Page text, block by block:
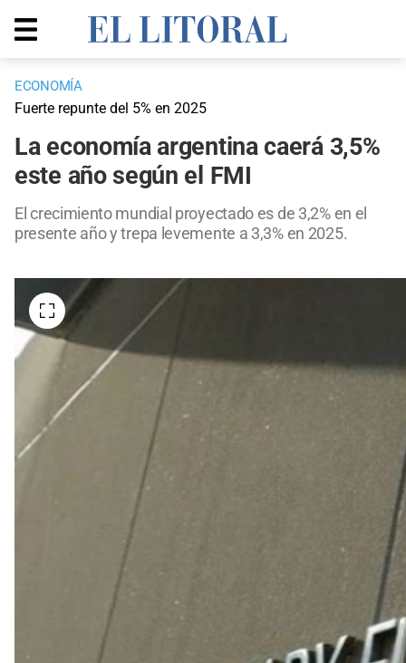
ECONOMÍA
Fuerte repunte del 5% en 2025
La economía argentina caerá 3,5%
este año según el FMI
El crecimiento mundial proyectado es de 3,2% en el
presente año y trepa levemente a 3,3% en 2025.